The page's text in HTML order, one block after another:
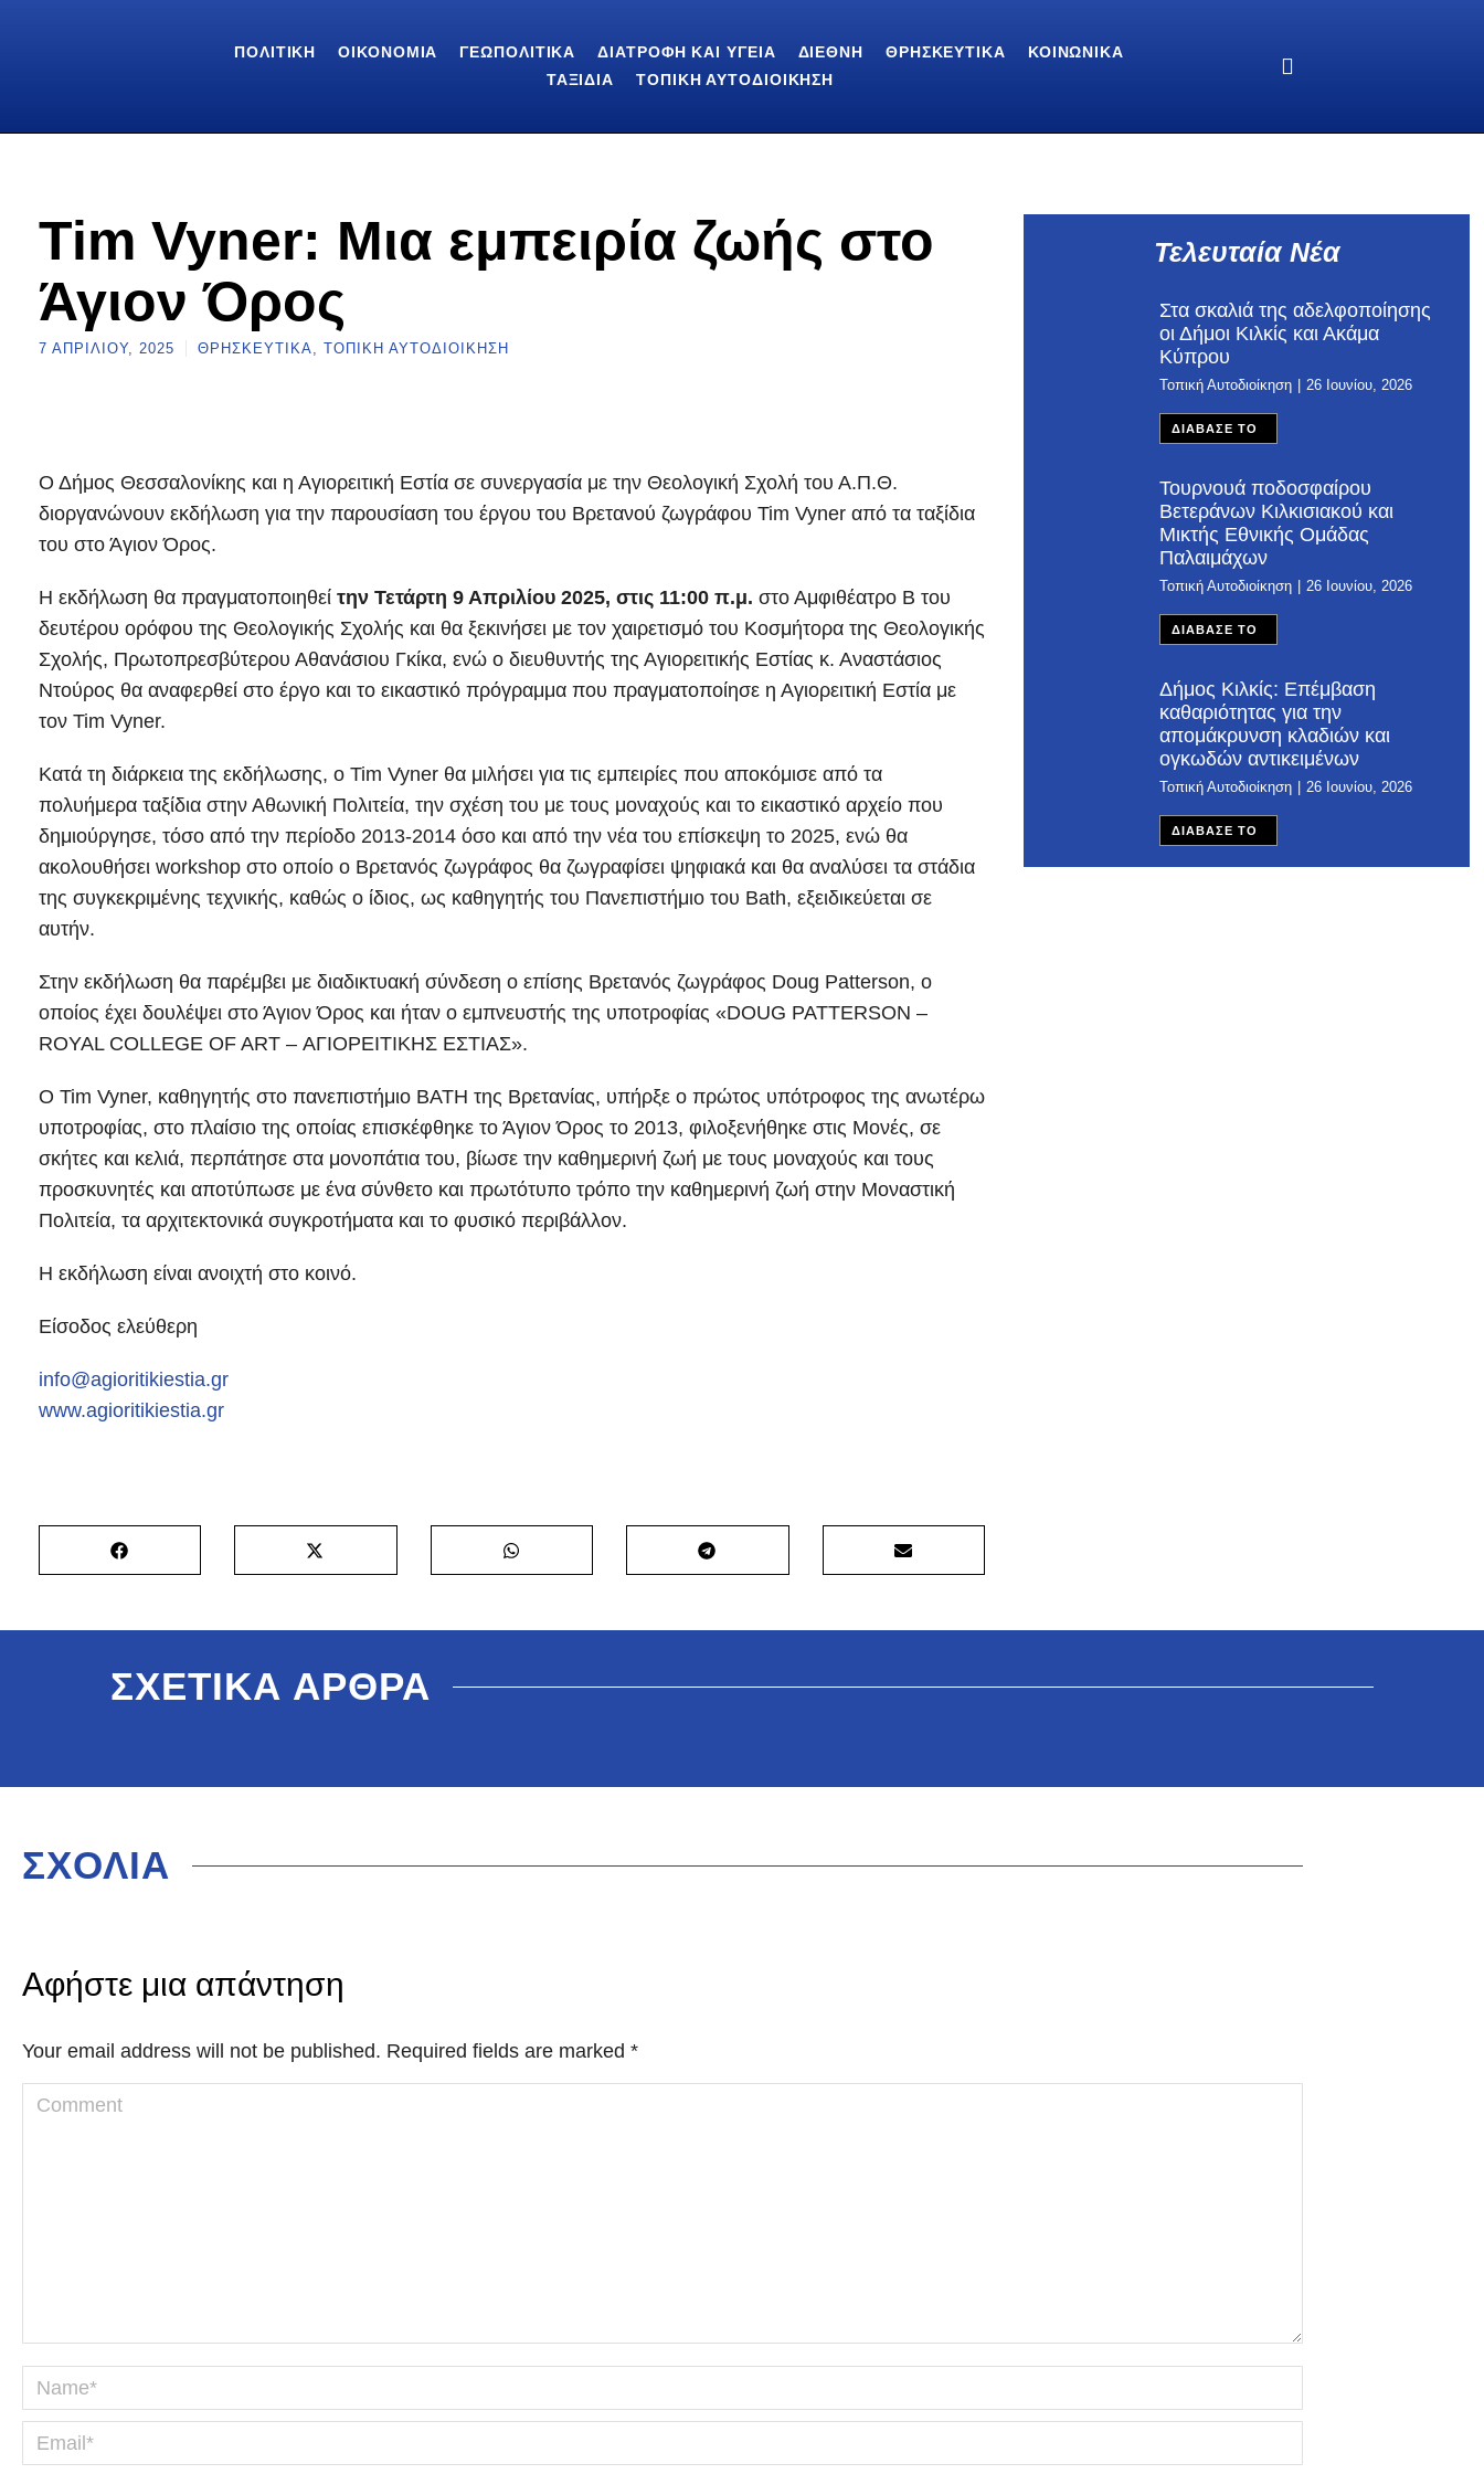
ΠΟΛΙΤΙΚΉ ΟΙΚΟΝΟΜΊΑ ΓΕΩΠΟΛΙΤΙΚΆ ΔΙΑΤΡΟΦΉ ΚΑΙ ΥΓΕΊΑ ΔΙΕΘΝΉ ΘΡΗΣΚΕΥΤΙΚΆ
ΚΟΙΝΩΝΙΚΆ
ΤΑΞΊΔΙΑ
ΤΟΠΙΚΉ ΑΥΤΟΔΙΟΊΚΗΣΗ
Tim Vyner: Μια εμπειρία ζωής στο
Άγιον Όρος
7 ΑΠΡΙΛΊΟΥ, 2025 ΘΡΗΣΚΕΥΤΙΚΆ, ΤΟΠΙΚΉ ΑΥΤΟΔΙΟΊΚΗΣΗ
Ο Δήμος Θεσσαλονίκης και η Αγιορειτική Εστία σε συνεργασία με την Θεολογική Σχολή του Α.Π.Θ.
διοργανώνουν εκδήλωση για την παρουσίαση του έργου του Βρετανού ζωγράφου Tim Vyner από τα ταξίδια
του στο Άγιον Όρος.
Η εκδήλωση θα πραγματοποιηθεί την Τετάρτη 9 Απριλίου 2025, στις 11:00 π.μ. στο Αμφιθέατρο Β του
δευτέρου ορόφου της Θεολογικής Σχολής και θα ξεκινήσει με τον χαιρετισμό του Κοσμήτορα της Θεολογικής
Σχολής, Πρωτοπρεσβύτερου Αθανάσιου Γκίκα, ενώ ο διευθυντής της Αγιορειτικής Εστίας κ. Αναστάσιος
Ντούρος θα αναφερθεί στο έργο και το εικαστικό πρόγραμμα που πραγματοποίησε η Αγιορειτική Εστία με
τον Tim Vyner.
Κατά τη διάρκεια της εκδήλωσης, ο Tim Vyner θα μιλήσει για τις εμπειρίες που αποκόμισε από τα
πολυήμερα ταξίδια στην Αθωνική Πολιτεία, την σχέση του με τους μοναχούς και το εικαστικό αρχείο που
δημιούργησε, τόσο από την περίοδο 2013-2014 όσο και από την νέα του επίσκεψη το 2025, ενώ θα
ακολουθήσει workshop στο οποίο ο Βρετανός ζωγράφος θα ζωγραφίσει ψηφιακά και θα αναλύσει τα στάδια
της συγκεκριμένης τεχνικής, καθώς ο ίδιος, ως καθηγητής του Πανεπιστήμιο του Bath, εξειδικεύεται σε
αυτήν.
Στην εκδήλωση θα παρέμβει με διαδικτυακή σύνδεση ο επίσης Βρετανός ζωγράφος Doug Patterson, ο
οποίος έχει δουλέψει στο Άγιον Όρος και ήταν ο εμπνευστής της υποτροφίας «DOUG PATTERSON –
ROYAL COLLEGE OF ART – ΑΓΙΟΡΕΙΤΙΚΗΣ ΕΣΤΙΑΣ».
Ο Tim Vyner, καθηγητής στο πανεπιστήμιο ΒΑΤH της Βρετανίας, υπήρξε ο πρώτος υπότροφος της ανωτέρω
υποτροφίας, στο πλαίσιο της οποίας επισκέφθηκε το Άγιον Όρος το 2013, φιλοξενήθηκε στις Μονές, σε
σκήτες και κελιά, περπάτησε στα μονοπάτια του, βίωσε την καθημερινή ζωή με τους μοναχούς και τους
προσκυνητές και αποτύπωσε με ένα σύνθετο και πρωτότυπο τρόπο την καθημερινή ζωή στην Μοναστική
Πολιτεία, τα αρχιτεκτονικά συγκροτήματα και το φυσικό περιβάλλον.
Η εκδήλωση είναι ανοιχτή στο κοινό.
Είσοδος ελεύθερη
info@agioritikiestia.gr
www.agioritikiestia.gr
Τελευταία Νέα
Στα σκαλιά της αδελφοποίησης
οι Δήμοι Κιλκίς και Ακάμα
Κύπρου
Τοπική Αυτοδιοίκηση 26 Ιουνίου, 2026
ΔΙΑΒΑΣΕ ΤΟ
Τουρνουά ποδοσφαίρου
Βετεράνων Κιλκισιακού και
Μικτής Εθνικής Ομάδας
Παλαιμάχων
Τοπική Αυτοδιοίκηση 26 Ιουνίου, 2026
ΔΙΑΒΑΣΕ ΤΟ
Δήμος Κιλκίς: Επέμβαση
καθαριότητας για την
απομάκρυνση κλαδιών και
ογκωδών αντικειμένων
Τοπική Αυτοδιοίκηση 26 Ιουνίου, 2026
ΔΙΑΒΑΣΕ ΤΟ
ΣΧΕΤΙΚΑ ΑΡΘΡΑ
ΣΧΟΛΙΑ
Αφήστε μια απάντηση
Your email address will not be published. Required fields are marked *
Comment
Name *
Email *